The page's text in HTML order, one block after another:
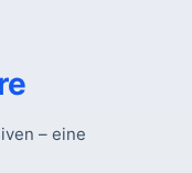
– eine